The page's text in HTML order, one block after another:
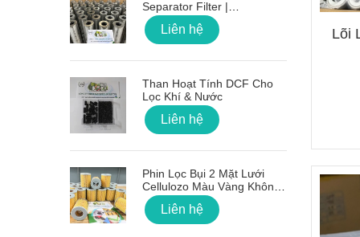
Lõi
Separator Filter |
PTFE/Teflon‑Coated
Stainless Steel
Liên hệ
Than Hoạt Tính DCF Cho
Lọc Khí & Nước
Liên hệ
Phin Lọc Bụi 2 Mặt Lưới
Cellulozo Màu Vàng Không
Ron
Liên hệ